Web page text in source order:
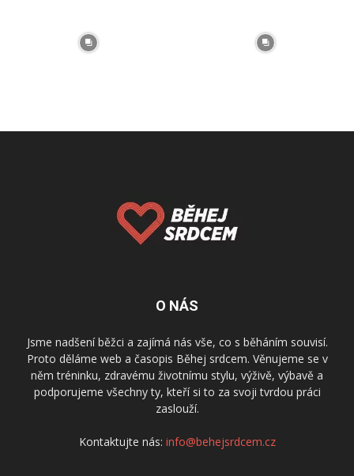
O NÁS
Jsme nadšení běžci a zajímá nás vše, co s běháním souvisí.
Proto děláme web a časopis Běhej srdcem. Věnujeme se v
něm tréninku, zdravému životnímu stylu, výživě, výbavě a
podporujeme všechny ty, kteří si to za svoji tvrdou práci
zaslouží.
Kontaktujte nás: info@behejsrdcem.cz